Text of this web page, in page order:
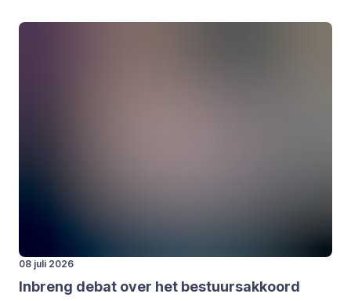
08 juli 2026
Inbreng debat over het bestuurs­ak­koord